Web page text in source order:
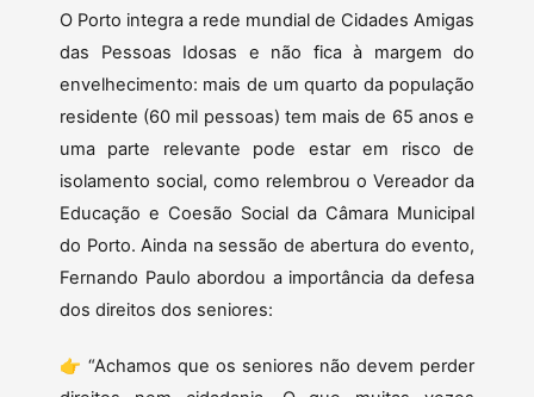
O Porto integra a rede mundial de Cidades Amigas
das Pessoas Idosas e não fica à margem do
envelhecimento: mais de um quarto da população
residente (60 mil pessoas) tem mais de 65 anos e
uma parte relevante pode estar em risco de
isolamento social, como relembrou o Vereador da
Educação e Coesão Social da Câmara Municipal
do Porto. Ainda na sessão de abertura do evento,
Fernando Paulo abordou a importância da defesa
dos direitos dos seniores:
👉 “Achamos que os seniores não devem perder